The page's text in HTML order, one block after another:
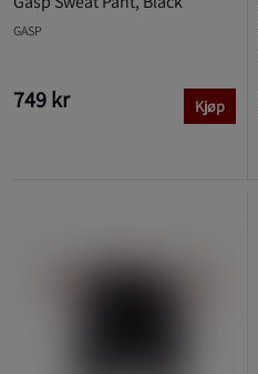
GASP
749 kr Kjøp